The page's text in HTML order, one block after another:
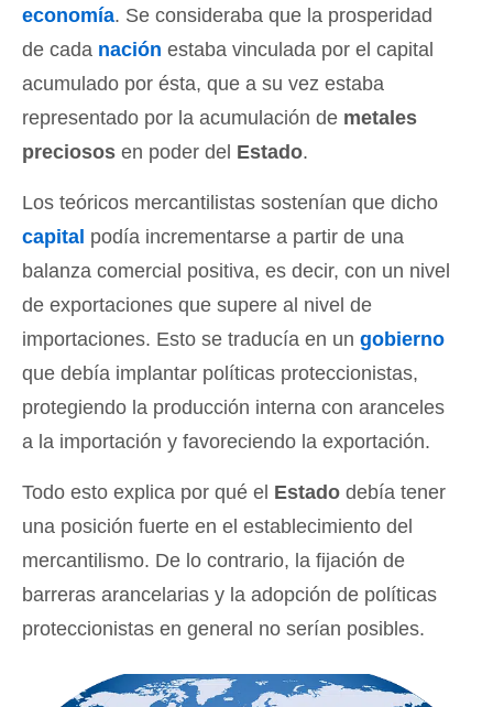
economía. Se consideraba que la prosperidad
de cada nación estaba vinculada por el capital
acumulado por ésta, que a su vez estaba
representado por la acumulación de metales
preciosos en poder del Estado.
Los teóricos mercantilistas sostenían que dicho
capital podía incrementarse a partir de una
balanza comercial positiva, es decir, con un nivel
de exportaciones que supere al nivel de
importaciones. Esto se traducía en un gobierno
que debía implantar políticas proteccionistas,
protegiendo la producción interna con aranceles
a la importación y favoreciendo la exportación.
Todo esto explica por qué el Estado debía tener
una posición fuerte en el establecimiento del
mercantilismo. De lo contrario, la fijación de
barreras arancelarias y la adopción de políticas
proteccionistas en general no serían posibles.